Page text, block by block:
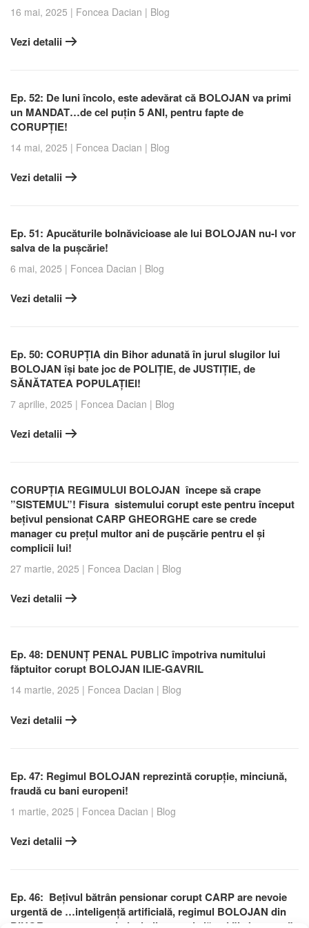
16 mai, 2025 | Foncea Dacian | Blog
Vezi detalii
Ep. 52: De luni încolo, este adevărat că BOLOJAN va primi
un MANDAT…de cel puțin 5 ANI, pentru fapte de
CORUPȚIE!
14 mai, 2025 | Foncea Dacian | Blog
Vezi detalii
Ep. 51: Apucăturile bolnăvicioase ale lui BOLOJAN nu-l vor
salva de la pușcărie!
6 mai, 2025 | Foncea Dacian | Blog
Vezi detalii
Ep. 50: CORUPȚIA din Bihor adunată în jurul slugilor lui
BOLOJAN își bate joc de POLIȚIE, de JUSTIȚIE, de
SĂNĂTATEA POPULAȚIEI!
7 aprilie, 2025 | Foncea Dacian | Blog
Vezi detalii
CORUPȚIA REGIMULUI BOLOJAN începe să crape
”SISTEMUL”! Fisura sistemului corupt este pentru început
bețivul pensionat CARP GHEORGHE care se crede
manager cu prețul multor ani de pușcărie pentru el și
complicii lui!
27 martie, 2025 | Foncea Dacian | Blog
Vezi detalii
Ep. 48: DENUNȚ PENAL PUBLIC împotriva numitului
făptuitor corupt BOLOJAN ILIE-GAVRIL
14 martie, 2025 | Foncea Dacian | Blog
Vezi detalii
Ep. 47: Regimul BOLOJAN reprezintă corupție, minciună,
fraudă cu bani europeni!
1 martie, 2025 | Foncea Dacian | Blog
Vezi detalii
Ep. 46: Bețivul bătrân pensionar corupt CARP are nevoie
urgentă de …inteligență artificială, regimul BOLOJAN din